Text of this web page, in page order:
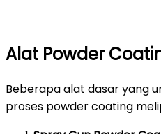
Alat Powder
Beberapa alat dasar yang
proses powder coating